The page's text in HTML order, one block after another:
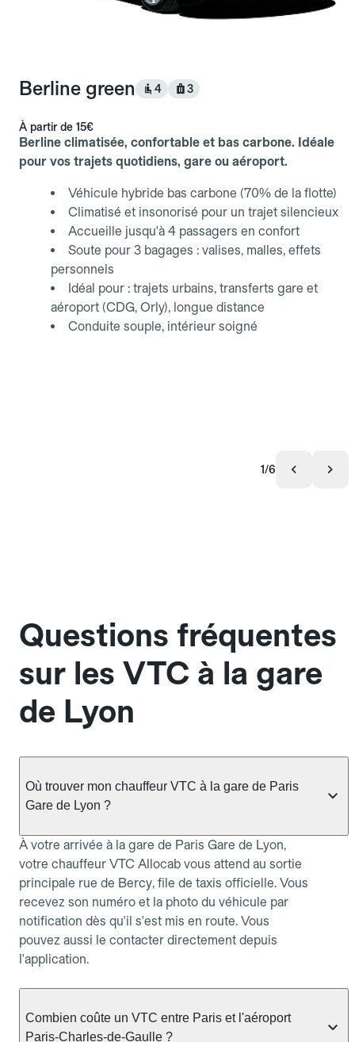
Berline green 4 3
À partir de 15€
Berline climatisée, confortable et bas carbone. Idéale
pour vos trajets quotidiens, gare ou aéroport.
Véhicule hybride bas carbone (70% de la flotte)
Climatisé et insonorisé pour un trajet silencieux
Accueille jusqu'à 4 passagers en confort
Soute pour 3 bagages : valises, malles, effets
personnels
Idéal pour : trajets urbains, transferts gare et
aéroport (CDG, Orly), longue distance
Conduite souple, intérieur soigné
1/6
Questions fréquentes
sur les VTC à la gare
de Lyon
Où trouver mon chauffeur VTC à la gare de Paris
Gare de Lyon ?
À votre arrivée à la gare de Paris Gare de Lyon,
votre chauffeur VTC Allocab vous attend au sortie
principale rue de Bercy, file de taxis officielle. Vous
recevez son numéro et la photo du véhicule par
notification dès qu'il s'est mis en route. Vous
pouvez aussi le contacter directement depuis
l'application.
Combien coûte un VTC entre Paris et l'aéroport
Paris-Charles-de-Gaulle ?